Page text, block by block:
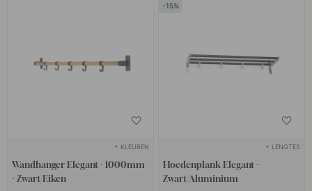
+ KLEUREN
Wandhanger Elegant - 1000mm
- Zwart/Eiken
15
+ LENGTES
Hoedenplank Elegant -
Zwart/Aluminium